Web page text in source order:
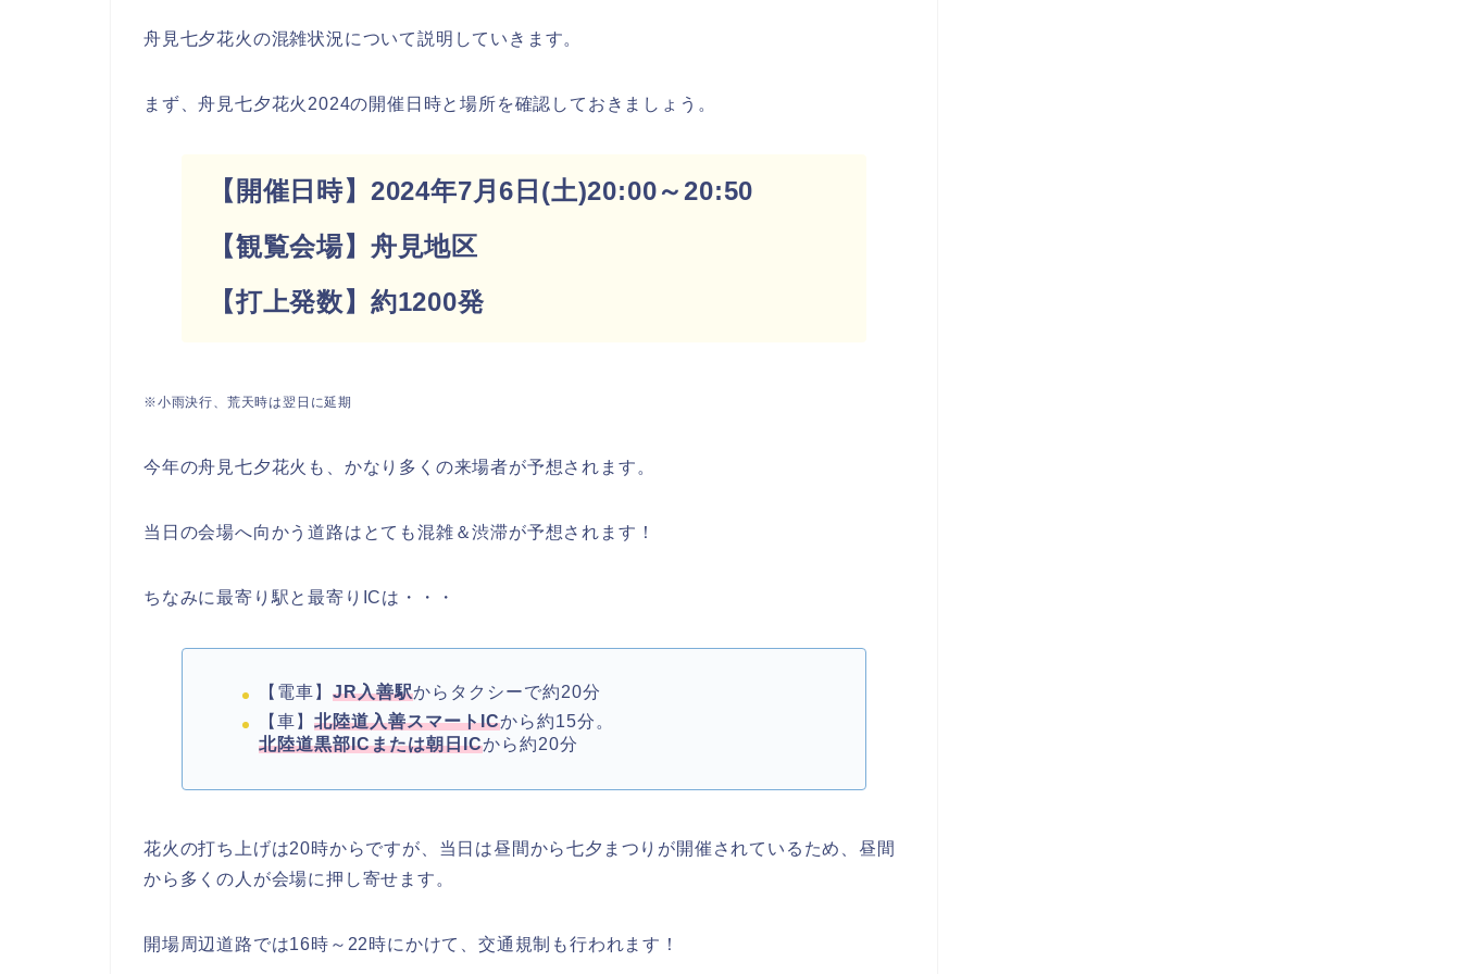
舟見七夕花火の混雑状況について説明していきます。
まず、舟見七夕花火2024の開催日時と場所を確認しておきましょう。
【開催日時】2024年7月6日(土)20:00～20:50
【観覧会場】舟見地区
【打上発数】約1200発
※小雨決行、荒天時は翌日に延期
今年の舟見七夕花火も、かなり多くの来場者が予想されます。
当日の会場へ向かう道路はとても混雑＆渋滞が予想されます！
ちなみに最寄り駅と最寄りICは・・・
【電車】 JR入善駅からタクシーで約20分
【車】 北陸道入善スマートICから約15分。
北陸道黒部ICまたは朝日ICから約20分
花火の打ち上げは20時からですが、当日は昼間から七夕まつりが開催されているため、昼間
から多くの人が会場に押し寄せます。
開場周辺道路では16時～22時にかけて、交通規制も行われます！